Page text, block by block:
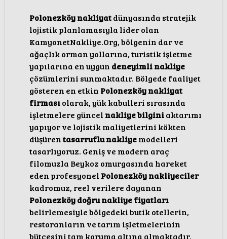
Polonezköy nakliyatdünyasında stratejik
lojistik planlamasıyla lider olan
KamyonetNakliye.Org, bölgenin dar ve
ağaçlık orman yollarına, turistik işletme
yapılarına en uygun deneyimli nakliye
çözümlerini sunmaktadır. Bölgede faaliyet
gösteren en etkin Polonezköy nakliyat
firmasıolarak, yük kabulleri sırasında
işletmelere güncel nakliye bilginiaktarımı
yapıyor ve lojistik maliyetlerini kökten
düşürentasarruflu nakliyemodelleri
tasarlıyoruz. Geniş ve modern araç
filomuzla Beykoz omurgasında hareket
eden profesyonel Polonezköy nakliyeciler
kadromuz, reel verilere dayanan
Polonezköy doğru nakliye fiyatları
belirlemesiyle bölgedeki butik otellerin,
restoranların ve tarım işletmelerinin
bütçesini tam koruma altına almaktadır.